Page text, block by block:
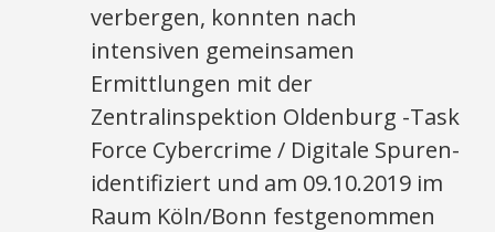
verbergen, konnten nach
intensiven gemeinsamen
Ermittlungen mit der
Zentralinspektion Oldenburg -Task
Force Cybercrime / Digitale Spuren-
identifiziert und am 09.10.2019 im
Raum Köln/Bonn festgenommen